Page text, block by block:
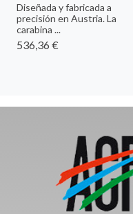
Diseñada y fabricada a
precisión en Austria. La
carabina ...
536,36 €